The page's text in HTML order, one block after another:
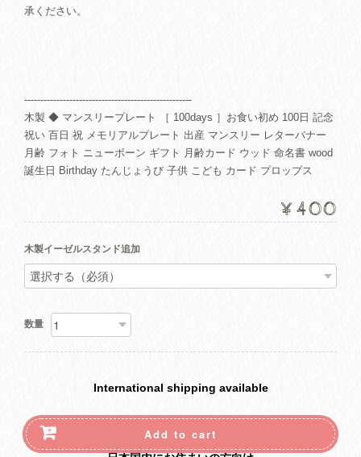
承ください。
----------------------------------------------------
木製 ◆ マンスリープレート ［ 100days ］お食い初め 100日 記念
祝い 百日 祝 メモリアルプレート 出産 マンスリー レターバナー
月齢 フォト ニューボーン ギフト 月齢カード ウッド 命名書 wood
誕生日 Birthday たんじょうび 子供 こども カード プロップス
¥400
木製イーゼルスタンド追加
数量
International shipping available
Add to cart